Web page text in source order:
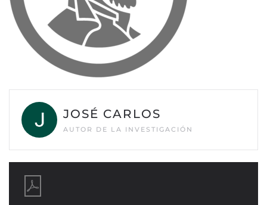
JOSÉ CARLOS
AUTOR DE LA INVESTIGACIÓN